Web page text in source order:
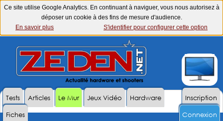
Ce site utilise Google Analytics. En continuant à naviguer, vous nous autorisez à
déposer un cookie à des fins de mesure d'audience.
En savoir plus
S'identifier pour configurer cette option
Inscription
Tests Articles Le Mur Jeux Vidéo
Hardware
Fiches
Connexion